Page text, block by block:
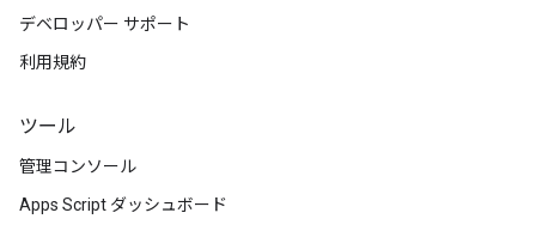
デベロッパー サポート
利用規約
ツール
管理コンソール
Apps Script ダッシュボード